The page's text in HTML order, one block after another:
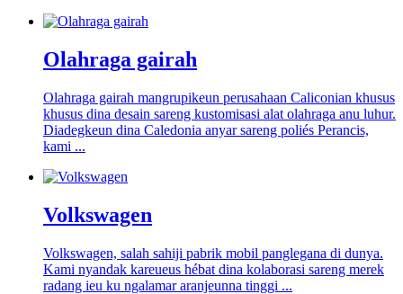
Olahraga gairah
Olahraga gairah mangrupikeun perusahaan Caliconian khusus
khusus dina desain sareng kustomisasi alat olahraga anu luhur.
Diadegkeun dina Caledonia anyar sareng poliés Perancis,
kami ...
Volkswagen
Volkswagen, salah sahiji pabrik mobil panglegana di dunya.
Kami nyandak kareueus hébat dina kolaborasi sareng merek
radang ieu ku ngalamar aranjeunna tinggi ...